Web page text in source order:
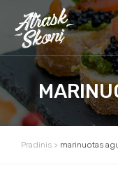
Pradinis > marinuotas